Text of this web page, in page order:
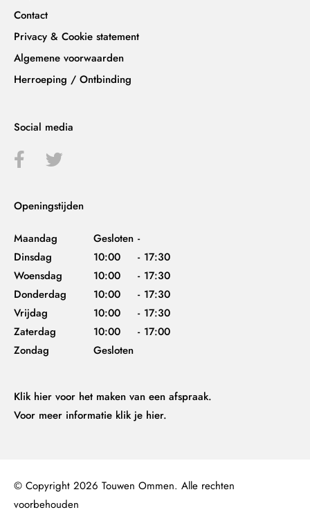
Contact
Privacy & Cookie statement
Algemene voorwaarden
Herroeping / Ontbinding
Social media
Openingstijden
Maandag Gesloten -
Dinsdag
10:00 - 17:30
Woensdag
10:00 - 17:30
Donderdag
10:00 - 17:30
Vrijdag
10:00 - 17:30
Zaterdag
10:00 - 17:00
Zondag
Gesloten
Klik hier voor het maken van een afspraak.
Voor meer informatie klik je hier.
© Copyright 2026 Touwen Ommen. Alle rechten
voorbehouden